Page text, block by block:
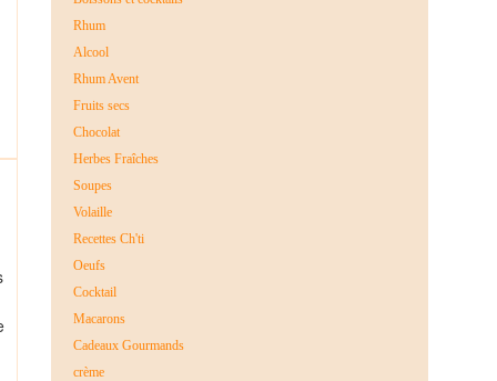
Rhum
Alcool
Rhum Avent
Fruits secs
Chocolat
Herbes Fraîches
Soupes
Volaille
Recettes Ch'ti
Oeufs
Cocktail
Macarons
Cadeaux Gourmands
crème